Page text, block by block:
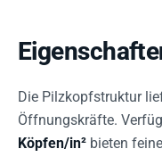
Die Pilzkopfstruktur
Öffnungskräfte.
Köpfen/in² bieten